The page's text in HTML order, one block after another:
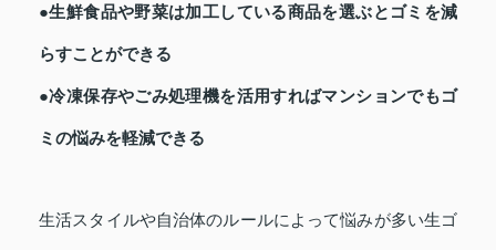
●生鮮食品や野菜は加工している商品を選ぶとゴミを減
らすことができる
●冷凍保存やごみ処理機を活用すればマンションでもゴ
ミの悩みを軽減できる
生活スタイルや自治体のルールによって悩みが多い生ゴ